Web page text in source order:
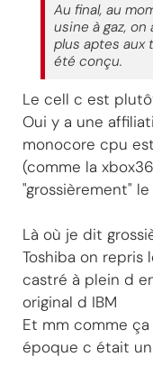
Au final, au
usine à gaz,
plus aptes aux
été conçu.
Le cell c est
Oui y a une
monocore cpu
(comme la
"grossièrement"
Là où je dit
Toshiba on repris
castré à plein d
original d IBM
Et mm comme
époque c était